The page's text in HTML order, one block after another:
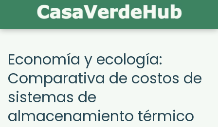
Economía y ecología:
Comparativa de costos de
sistemas de
almacenamiento térmico